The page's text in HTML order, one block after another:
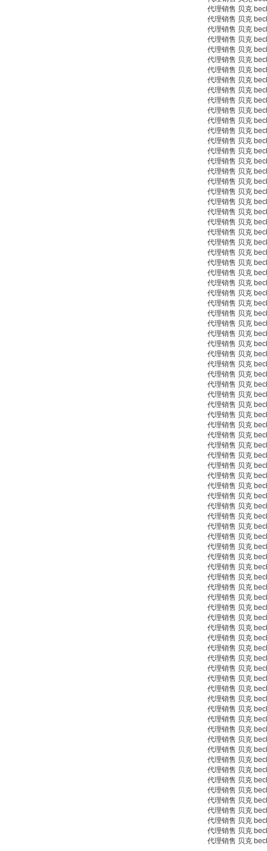
代理销售 贝克
代理销售 贝克
代理销售 贝克
代理销售 贝克
代理销售 贝克
代理销售 贝克
代理销售 贝克
代理销售 贝克
代理销售 贝克
代理销售 贝克
代理销售 贝克
代理销售 贝克
代理销售 贝克
代理销售 贝克
代理销售 贝克
代理销售 贝克
代理销售 贝克
代理销售 贝克
代理销售 贝克
代理销售 贝克
代理销售 贝克
代理销售 贝克
代理销售 贝克
代理销售 贝克
代理销售 贝克
代理销售 贝克
代理销售 贝克
代理销售 贝克
代理销售 贝克
代理销售 贝克
代理销售 贝克
代理销售 贝克
代理销售 贝克
代理销售 贝克
代理销售 贝克
代理销售 贝克
代理销售 贝克
代理销售 贝克
代理销售 贝克
代理销售 贝克
代理销售 贝克
代理销售 贝克
代理销售 贝克
代理销售 贝克
代理销售 贝克
代理销售 贝克
代理销售 贝克
代理销售 贝克
代理销售 贝克
代理销售 贝克
代理销售 贝克
代理销售 贝克
代理销售 贝克
代理销售 贝克
代理销售 贝克
代理销售 贝克
代理销售 贝克
代理销售 贝克
代理销售 贝克
代理销售 贝克
代理销售 贝克
代理销售 贝克
代理销售 贝克
代理销售 贝克
代理销售 贝克
代理销售 贝克
代理销售 贝克
代理销售 贝克
代理销售 贝克
代理销售 贝克
代理销售 贝克
代理销售 贝克
代理销售 贝克
代理销售 贝克
代理销售 贝克
代理销售 贝克
代理销售 贝克
代理销售 贝克
代理销售 贝克
代理销售 贝克
代理销售 贝克
代理销售 贝克
代理销售 贝克